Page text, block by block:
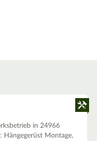
in 24966
Hängegerüst Montage,